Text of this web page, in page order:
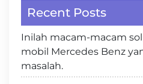
Recent Posts
Inilah macam-macam
mobil Mercedes Benz
masalah.